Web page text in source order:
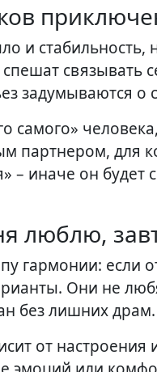
и стабильность,
связывать
задумываются о
самого»
партнером, для
– иначе он будет
люблю,
гармонии: если
Они не
без лишних драм.
от